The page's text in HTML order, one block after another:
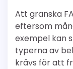
Att granska
eftersom
exempel kan
typerna av
krävs för att